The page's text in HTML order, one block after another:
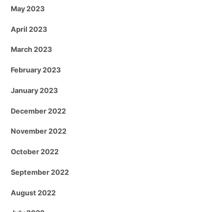
May 2023
April 2023
March 2023
February 2023
January 2023
December 2022
November 2022
October 2022
September 2022
August 2022